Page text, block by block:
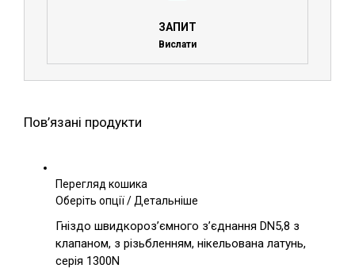
ЗАПИТ
Вислати
Пов’язані продукти
Перегляд кошика
Оберіть опціїЦей
має
кілька
/Детальніше
Гніздо швидкороз’ємного з’єднання DN5,8 з
клапаном, з різьбленням, нікельована латунь,
серія 1300N